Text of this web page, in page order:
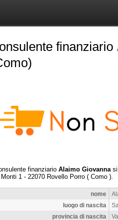
finanziario
finanziario Alaimo Giovanna
1 - 22070 Rovello Porro ( Como ).
nome
luogo di nascita
provincia di nascita